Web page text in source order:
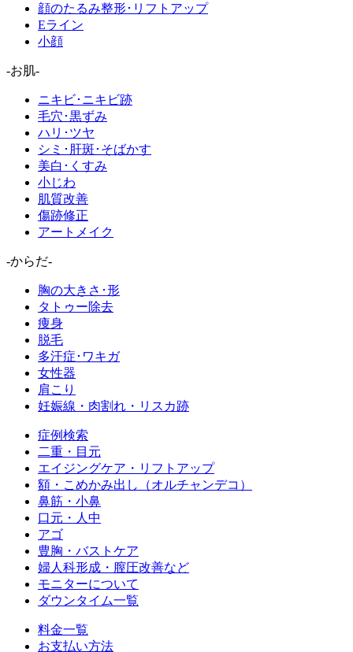
顔のたるみ整形･リフトアップ
Eライン
小顔
-お肌-
ニキビ･ニキビ跡
毛穴･黒ずみ
ハリ･ツヤ
シミ･肝斑･そばかす
美白･くすみ
小じわ
肌質改善
傷跡修正
アートメイク
-からだ-
胸の大きさ･形
タトゥー除去
痩身
脱毛
多汗症･ワキガ
女性器
肩こり
妊娠線・肉割れ・リスカ跡
症例検索
二重・目元
エイジングケア・リフトアップ
額・こめかみ出し（オルチャンデコ）
鼻筋・小鼻
口元・人中
アゴ
豊胸・バストケア
婦人科形成・膣圧改善など
モニターについて
ダウンタイム一覧
料金一覧
お支払い方法